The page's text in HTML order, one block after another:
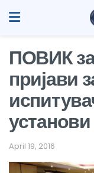
ПОВИК
пријави
установи
April 19, 2016